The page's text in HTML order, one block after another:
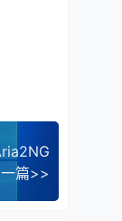
篇>>